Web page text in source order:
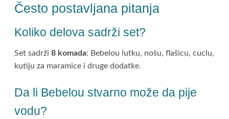
Često postavljana pitanja
Koliko delova sadrži set?
Set sadrži8 komada: Bebelou lutku, nošu, flašicu, cuclu,
kutiju za maramice i druge dodatke.
Da li Bebelou stvarno može da pije
vodu?